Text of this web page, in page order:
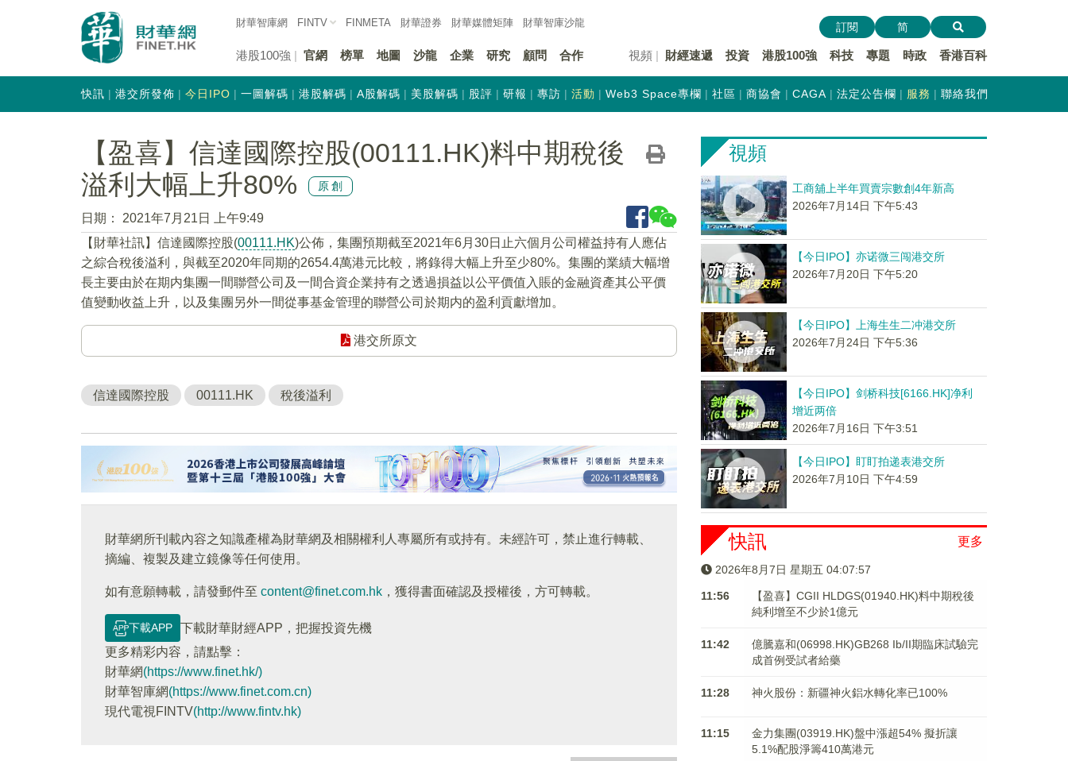
財華智庫網 FINTV FINMETA 財華證券 財華媒體矩陣 財華智庫沙龍
港股100強 官網 榜單 地圖 沙龍 企業 研究 顧問 合作 視頻 財經速遞 投資 港股100強 科技 專題 時政 香港百科
訂閱 简
快訊 港交所發佈 今日IPO 一圖解碼 港股解碼 A股解碼 美股解碼 股評 研報 專訪 活動 Web3 Space專欄 社區 商協會 CAGA 法定公告欄 服務 聯絡我們
【盈喜】信達國際控股(00111.HK)料中期稅後
溢利大幅上升80%
原創
日期：
2021年7月21日 上午9:49
【財華社訊】信達國際控股(00111.HK)公佈，集團預期截至2021年6月30日止六個月公司權益持有人應佔
之綜合稅後溢利，與截至2020年同期的2654.4萬港元比較，將錄得大幅上升至少80%。集團的業績大幅增
長主要由於在期内集團一間聯營公司及一間合資企業持有之透過損益以公平價值入賬的金融資產其公平價
值變動收益上升，以及集團另外一間從事基金管理的聯營公司於期内的盈利貢獻增加。
港交所原文
信達國際控股 00111.HK 稅後溢利
財華網所刊載內容之知識產權為財華網及相關權利人專屬所有或持有。未經許可，禁止進行轉載、
摘編、複製及建立鏡像等任何使用。
如有意願轉載，請發郵件至 content@finet.com.hk ，獲得書面確認及授權後，方可轉載。
下載APP
下載財華財經APP，把握投資先機
更多精彩内容，請點擊：
財華網(https://www.finet.hk/)
財華智庫網(https://www.finet.com.cn)
現代電視FINTV(http://www.fintv.hk)
視頻
工商舖上半年買賣宗數創4年新高
2026年7月14日 下午5:43
【今日IPO】亦诺微三闯港交所
2026年7月20日 下午5:20
【今日IPO】上海生生二冲港交所
2026年7月24日 下午5:36
【今日IPO】剑桥科技[6166.HK]净利
增近两倍
2026年7月16日 下午3:51
【今日IPO】盯盯拍递表港交所
2026年7月10日 下午4:59
更多
快訊
2026年8月7日 星期五 04:07:58
11:56
【盈喜】CGII HLDGS(01940.HK)料中期稅後
純利增至不少於1億元
11:42
億騰嘉和(06998.HK)GB268 Ib/II期臨床試驗完
成首例受試者給藥
11:28 神火股份：新疆神火鋁水轉化率已100%
11:15
金力集團(03919.HK)盤中漲超54% 擬折讓
5.1%配股淨籌410萬港元